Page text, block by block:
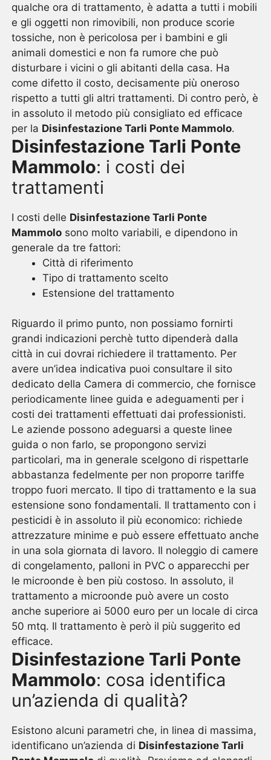
qualche ora di trattamento, è adatta a tutti i mobili
e gli oggetti non rimovibili, non produce scorie
tossiche, non è pericolosa per i bambini e gli
animali domestici e non fa rumore che può
disturbare i vicini o gli abitanti della casa. Ha
come difetto il costo, decisamente più oneroso
rispetto a tutti gli altri trattamenti. Di contro però, è
in assoluto il metodo più consigliato ed efficace
per la Disinfestazione Tarli Ponte Mammolo.
Disinfestazione Tarli Ponte
Mammolo: i costi dei
trattamenti
I costi delle Disinfestazione Tarli Ponte
Mammolo sono molto variabili, e dipendono in
generale da tre fattori:
Città di riferimento
Tipo di trattamento scelto
Estensione del trattamento
Riguardo il primo punto, non possiamo fornirti
grandi indicazioni perchè tutto dipenderà dalla
città in cui dovrai richiedere il trattamento. Per
avere un’idea indicativa puoi consultare il sito
dedicato della Camera di commercio, che fornisce
periodicamente linee guida e adeguamenti per i
costi dei trattamenti effettuati dai professionisti.
Le aziende possono adeguarsi a queste linee
guida o non farlo, se propongono servizi
particolari, ma in generale scelgono di rispettarle
abbastanza fedelmente per non proporre tariffe
troppo fuori mercato. Il tipo di trattamento e la sua
estensione sono fondamentali. Il trattamento con i
pesticidi è in assoluto il più economico: richiede
attrezzature minime e può essere effettuato anche
in una sola giornata di lavoro. Il noleggio di camere
di congelamento, palloni in PVC o apparecchi per
le microonde è ben più costoso. In assoluto, il
trattamento a microonde può avere un costo
anche superiore ai 5000 euro per un locale di circa
50 mtq. Il trattamento è però il più suggerito ed
efficace.
Disinfestazione Tarli Ponte
Mammolo: cosa identifica
un’azienda di qualità?
Esistono alcuni parametri che, in linea di massima,
identificano un’azienda di Disinfestazione Tarli